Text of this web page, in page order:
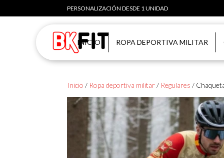
PERSONALIZACIÓN DESDE 1 UNIDAD
INICIO ROPA DEPORTIVA MILITAR
Inicio / Ropa deportiva militar/ Regulares /